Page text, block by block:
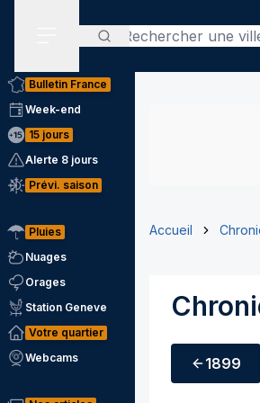
Rechercher
Bulletin France
Week-end
15 jours
Alerte 8 jours
Prévi. saison
Pluies
Nuages
Orages
Station Geneve
Votre quartier
Webcams
Accueil
1899